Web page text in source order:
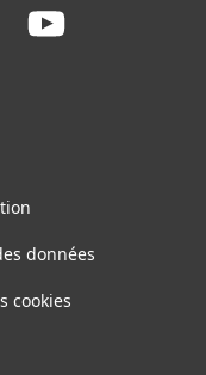
Join
us
données
cookies